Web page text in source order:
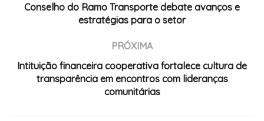
Conselho do Ramo Transporte debate avanços e
estratégias para o setor
PRÓXIMA
Intituição financeira cooperativa fortalece cultura de
transparência em encontros com lideranças
comunitárias